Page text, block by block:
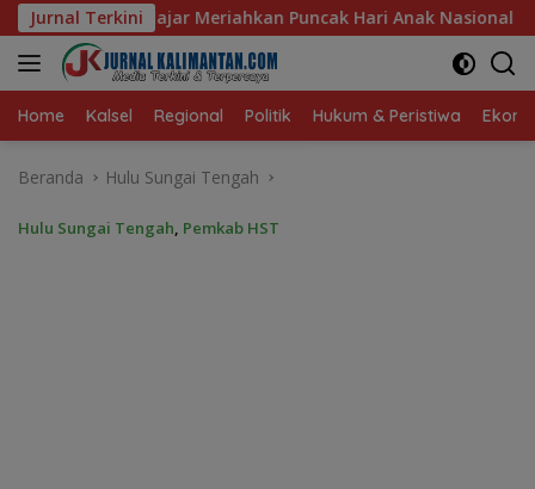
Langsung
ke
konten
Jurnal Terkini
Hari Anak Nasional ke-42 di Banjarmasin, Wali Kota Ajak
Home Kalsel Regional Politik Hukum & Peristiwa
Beranda Hulu Sungai Tengah
Hulu Sungai Tengah, Pemkab HST